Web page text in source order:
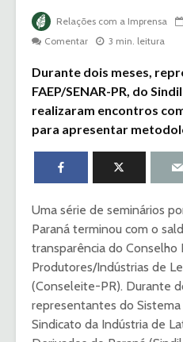
Relações com a Imprensa
Comentar
3 min. leitura
Durante dois meses,
FAEP/SENAR-PR, do
realizaram encontros
para apresentar
Uma série de seminários
Paraná terminou com o
transparência do Conselho
Produtores/Indústrias de
(Conseleite-PR). Durante
representantes do Sistema
Sindicato da Indústria de